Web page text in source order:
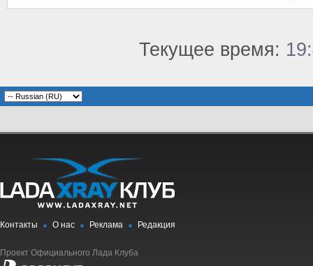
Текущее время:
Контакты О нас Реклама Редакция
Проект Официального Лада Клуба